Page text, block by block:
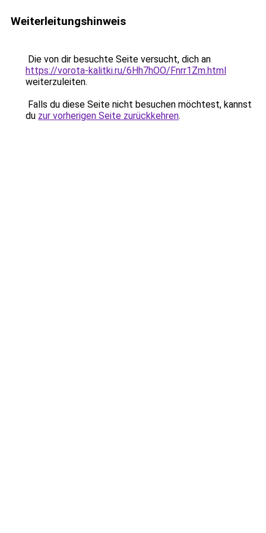
Weiterleitungshinweis
Die von dir besuchte Seite versucht, dich an
https://vorota-kalitki.ru/6Hh7hOO/Fnrr1Zm.html
weiterzuleiten.
Falls du diese Seite nicht besuchen möchtest, kannst
du zur vorherigen Seite zurückkehren.